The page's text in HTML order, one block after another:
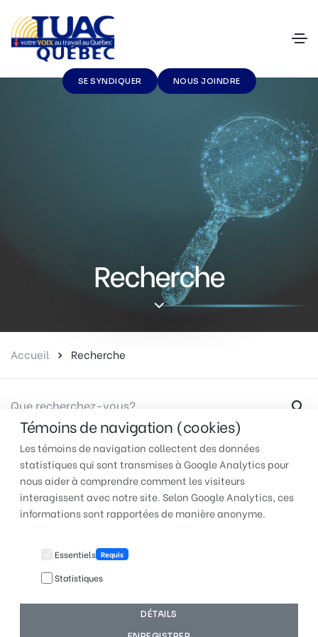
Témoins de navigation (cookies)
Les témoins de navigation collectent des données
statistiques qui sont transmises à Google Analytics pour
nous aider à comprendre comment les visiteurs
interagissent avec notre site. Selon Google Analytics, ces
informations sont rapportées de manière anonyme.
Essentiels Requis
Statistiques
DÉTAILS
SE SYNDIQUER NOUS JOINDRE
Recherche
Accueil Recherche
TUAC QUÉBEC | Pour faire
© 2026 TUAC Québec | Fièrement conçu et hébergé par
Québec Studio